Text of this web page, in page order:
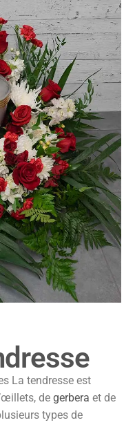
La tendresse est
de gerbera et de
types de